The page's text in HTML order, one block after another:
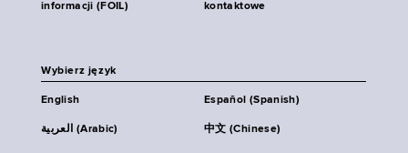
informacji (FOIL)
kontaktowe
Wybierz język
English Español (Spanish)
العربية (Arabic) 中文 (Chinese)